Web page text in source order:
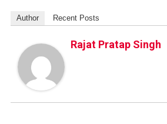
Author Recent Posts
Rajat Pratap Singh